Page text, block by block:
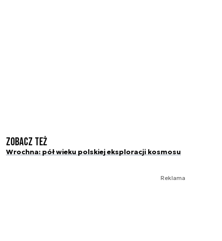
Zobacz też
Wrochna: pół wieku polskiej eksploracji kosmosu
Reklama